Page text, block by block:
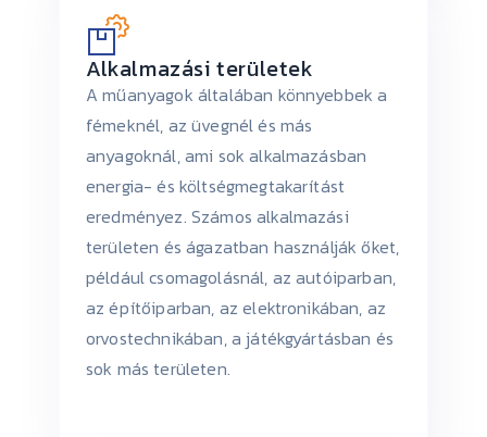
Alkalmazási területek
A műanyagok általában könnyebbek a
fémeknél, az üvegnél és más
anyagoknál, ami sok alkalmazásban
energia- és költségmegtakarítást
eredményez. Számos alkalmazási
területen és ágazatban használják őket,
például csomagolásnál, az autóiparban,
az építőiparban, az elektronikában, az
orvostechnikában, a játékgyártásban és
sok más területen.